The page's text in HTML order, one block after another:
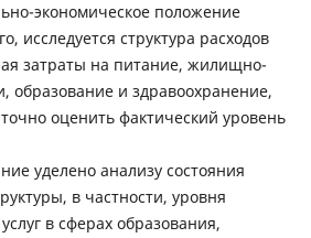
экономическое положение
исследуется структура расходов
затраты на питание, жилищно-
образование и здравоохранение,
оценить фактический уровень
уделено анализу состояния
в частности, уровня
в сферах образования,